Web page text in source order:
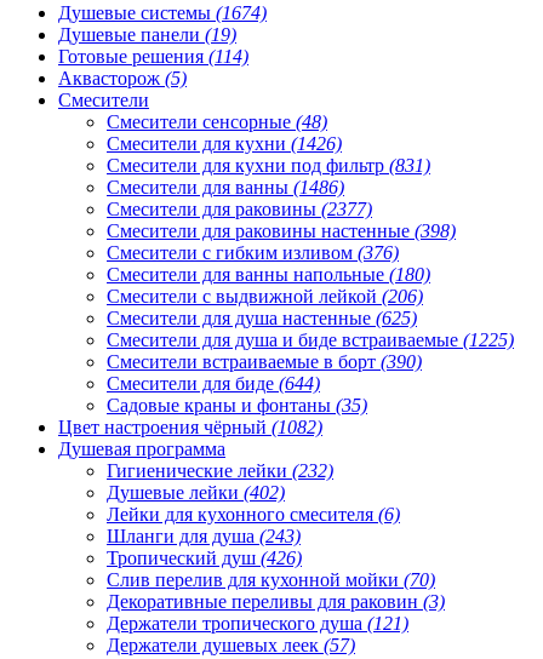
Душевые системы (1674)
Душевые панели (19)
Готовые решения (114)
Аквасторож (5)
Смесители
Смесители сенсорные (48)
Смесители для кухни (1426)
Смесители для кухни под фильтр (831)
Смесители для ванны (1486)
Смесители для раковины (2377)
Смесители для раковины настенные (398)
Смесители с гибким изливом (376)
Смесители для ванны напольные (180)
Смесители с выдвижной лейкой (206)
Смесители для душа настенные (625)
Смесители для душа и биде встраиваемые (1225)
Смесители встраиваемые в борт (390)
Смесители для биде (644)
Садовые краны и фонтаны (35)
Цвет настроения чёрный (1082)
Душевая программа
Гигиенические лейки (232)
Душевые лейки (402)
Лейки для кухонного смесителя (6)
Шланги для душа (243)
Тропический душ (426)
Слив перелив для кухонной мойки (70)
Декоративные переливы для раковин (3)
Держатели тропического душа (121)
Держатели душевых леек (57)